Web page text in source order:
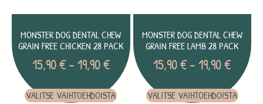
MONSTER DOG DENTAL CHEW
GRAIN FREE CHICKEN 28 PACK
15,90€ –19,90€
VALITSE VAIHTOEHDOISTA
MONSTER DOG DENTAL CHEW
GRAIN FREE LAMB 28 PACK
15,90€– 19,90€
VALITSE VAIHTOEHDOISTA